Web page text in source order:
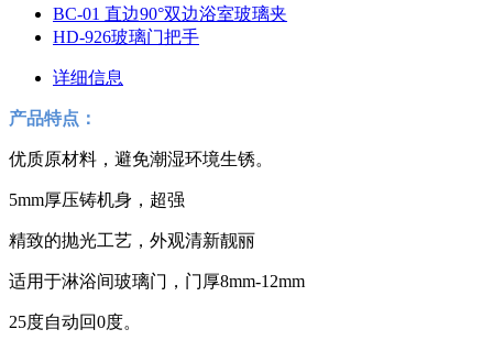
BC-01 直边90°双边浴室玻璃夹
HD-926玻璃门把手
详细信息
产品特点：
优质原材料，避免潮湿环境生锈。
5mm厚压铸机身，超强
精致的抛光工艺，外观清新靓丽
适用于淋浴间玻璃门，门厚8mm-12mm
25度自动回0度。